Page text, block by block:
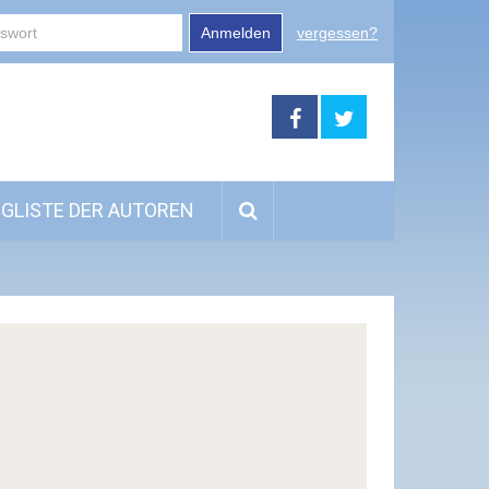
Anmelden vergessen?
DER AUTOREN